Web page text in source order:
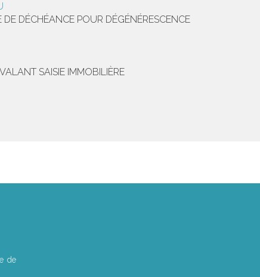
DÉCHÉANCE POUR DÉGÉNÉRESCENCE
SAISIE IMMOBILIÈRE
de